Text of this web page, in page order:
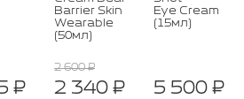
₽
Barrier Skin
Wearable
(50мл)
2 600 ₽
2 340 ₽
Eye Cream
(15мл)
5 500 ₽